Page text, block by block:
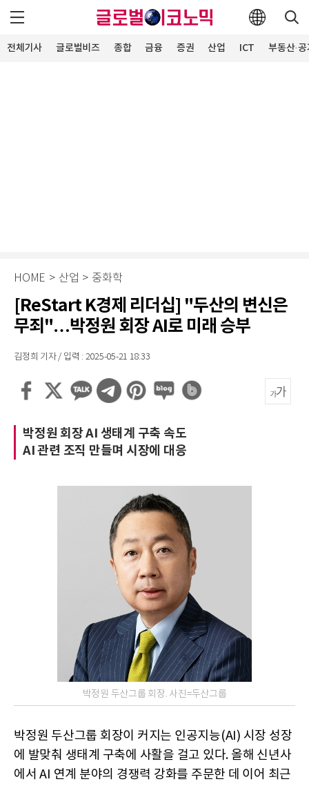
전체기사 글로벌비즈 종합 금융 증권 산업 ICT 부동산·
HOME > 산업 > 중화학
[ReStart K경제 리더십] "두산의 변신은
무죄"…박정원 회장 AI로 미래 승부
김정희 기자 / 입력 : 2025-05-21 18:33
박정원 회장 AI 생태계 구축 속도
AI 관련 조직 만들며 시장에 대응
박정원 두산그룹 회장. 사진=두산그룹
박정원 두산그룹 회장이 커지는 인공지능(AI) 시장 성장
에 발맞춰 생태계 구축에 사활을 걸고 있다. 올해 신년사
에서 AI 연계 분야의 경쟁력 강화를 주문한 데 이어 최근